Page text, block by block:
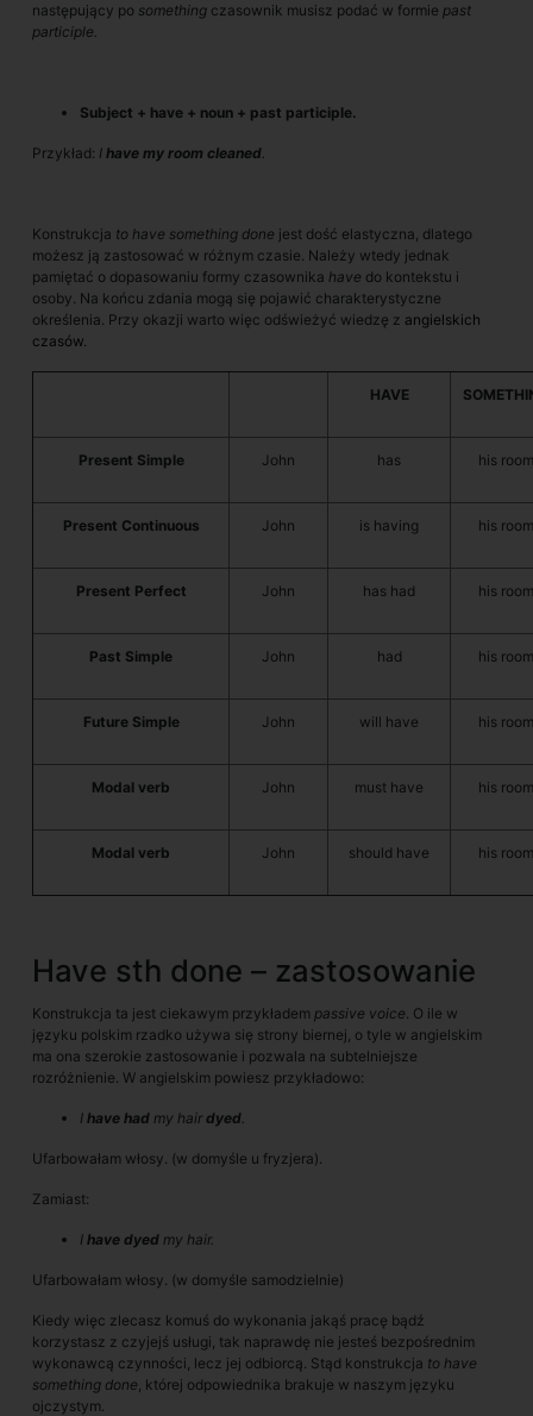
następujący po something czasownik musisz podać w formie past
participle.
Subject + have + noun + past participle.
Przykład: I have my room cleaned.
Konstrukcja to have something done jest dość elastyczna, dlatego
możesz ją zastosować w różnym czasie. Należy wtedy jednak
pamiętać o dopasowaniu formy czasownika have do kontekstu i
osoby. Na końcu zdania mogą się pojawić charakterystyczne
określenia. Przy okazji warto więc odświeżyć wiedzę z angielskich
czasów.
HAVE
Present Simple John has his room
Present Continuous John is having his room
Present Perfect John has had his room
Past Simple John had his room
Future Simple John will have his room
Modal verb John must have his room
Modal verb John should have his room
Have sth done – zastosowanie
Konstrukcja ta jest ciekawym przykładem passive voice. O ile w
języku polskim rzadko używa się strony biernej, o tyle w angielskim
ma ona szerokie zastosowanie i pozwala na subtelniejsze
rozróżnienie. W angielskim powiesz przykładowo:
I have had my hair dyed.
Ufarbowałam włosy. (w domyśle u fryzjera).
Zamiast:
I have dyed my hair.
Ufarbowałam włosy. (w domyśle samodzielnie)
Kiedy więc zlecasz komuś do wykonania jakąś pracę bądź
korzystasz z czyjejś usługi, tak naprawdę nie jesteś bezpośrednim
wykonawcą czynności, lecz jej odbiorcą. Stąd konstrukcja to have
something done, której odpowiednika brakuje w naszym języku
ojczystym.